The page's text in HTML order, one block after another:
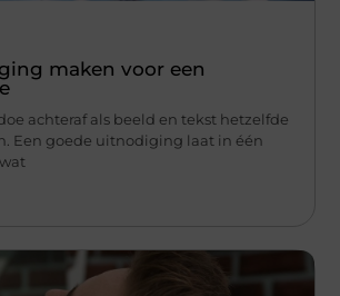
maken voor een
achteraf als beeld en tekst hetzelfde
Een goede uitnodiging laat in één